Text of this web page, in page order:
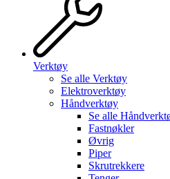
Verktøy
Se alle Verktøy
Elektroverktøy
Håndverktøy
Se alle
Fastnøkler
Øvrig
Piper
Skrutrekkere